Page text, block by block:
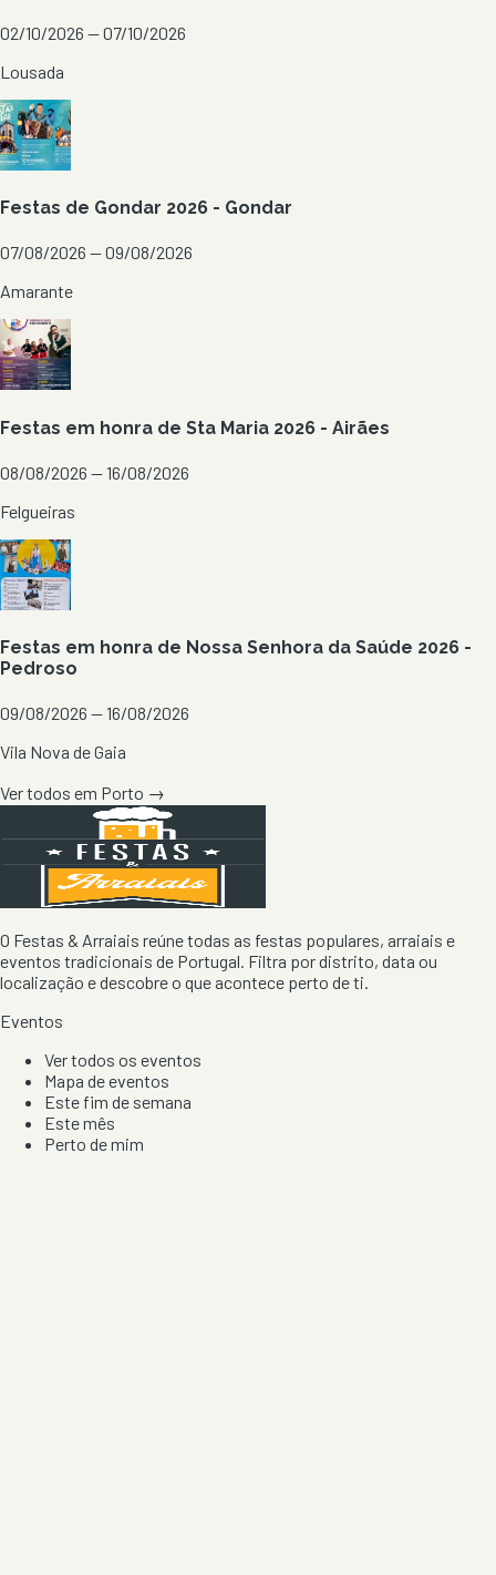
02/10/2026 — 07/10/2026
Lousada
Festas de Gondar 2026 - Gondar
07/08/2026 — 09/08/2026
Amarante
Festas em honra de Sta Maria 2026 - Airães
08/08/2026 — 16/08/2026
Felgueiras
Festas em honra de Nossa Senhora da Saúde 2026 -
Pedroso
09/08/2026 — 16/08/2026
Vila Nova de Gaia
Ver todos em Porto →
O Festas & Arraiais reúne todas as festas populares, arraiais e
eventos tradicionais de Portugal. Filtra por distrito, data ou
localização e descobre o que acontece perto de ti.
Eventos
Ver todos os eventos
Mapa de eventos
Este fim de semana
Este mês
Perto de mim